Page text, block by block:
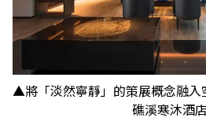
▲將「淡然寧靜」的策展概念融入
礁溪寒沐酒店